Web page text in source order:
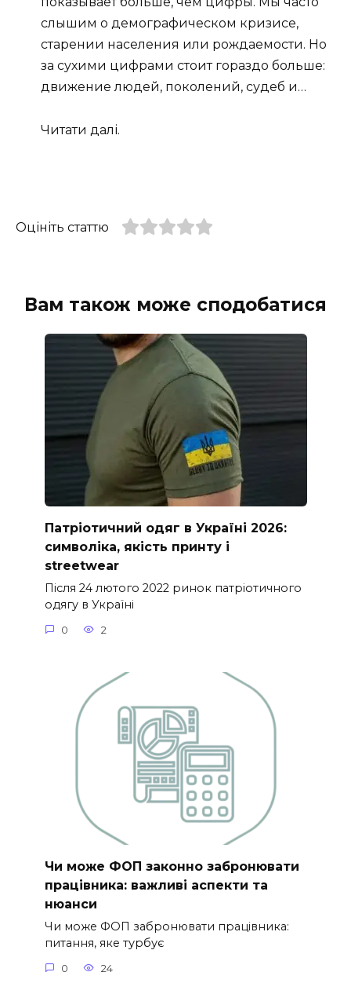
слышим о демографическом кризисе,
старении населения или рождаемости. Но
за сухими цифрами стоит гораздо больше:
движение людей, поколений, судеб и…
Читати далі.
Оцініть статтю
Вам також може сподобатися
Патріотичний одяг в Україні 2026:
символіка, якість принту і
streetwear
Після 24 лютого 2022 ринок патріотичного
одягу в Україні
0 2
Чи може ФОП законно забронювати
працівника: важливі аспекти та
нюанси
Чи може ФОП забронювати працівника:
питання, яке турбує
0 24